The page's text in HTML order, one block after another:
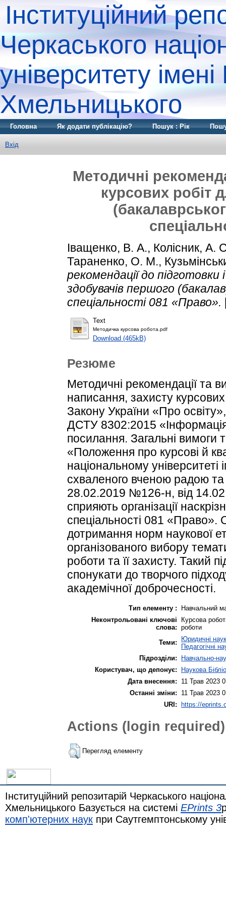
Інституційний
Черкаського
університету
Хмельницького
Головна Як додати публікацію? Пошук : Рік
Вхід
Методичні
курсових робіт
Іващенко, В. А., Колісник, А.
Тараненко, О. М.,
рекомендації до
здобувачів першого
спеціальності 081 «Право».
Text
Методичка курсова робота.pdf
Download (465kB)
Резюме
Методичні рекомендації та
написання, захисту
Закону України «Про
ДСТУ 8302:2015 «Інформація
посилання. Загальні вимоги
«Положення про курсові й
національному
схваленого вченою радою
28.02.2019 №126-н, від
сприяють організації
спеціальності 081
дотримання норм наукової
організованого вибору
роботи та її захисту. Такий
спонукати до творчого
академічної доброчесності.
Тип елементу :
Навчальний
Неконтрольовані ключові
слова:
Курсова
роботи
Теми:
Юридичні
Педагогічні
Підрозділи:
Навчально-
Користувач, що депонує:
Наукова
Дата внесення:
11 Трав 2023
Останні зміни:
11 Трав 2023
URI: https://
Actions (login required)
Перегляд елементу
Інституційний репозитарій Черкаського
Хмельницького Базується на системі EPrints 3
комп'ютерних наук при Саутгемптонському